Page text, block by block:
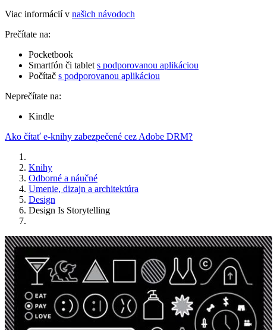
Viac informácií v našich návodoch
Prečítate na:
Pocketbook
Smartfón či tablet s podporovanou aplikáciou
Počítač s podporovanou aplikáciou
Neprečítate na:
Kindle
Ako čítať e-knihy zabezpečené cez Adobe DRM?
Knihy
Odborné a náučné
Umenie, dizajn a architektúra
Design
Design Is Storytelling